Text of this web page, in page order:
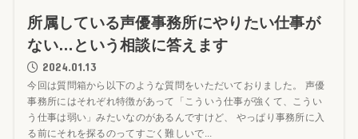
所属している声優事務所にやりたい仕事が
ない…という相談に答えます
2024.01.13
今回は質問箱から以下のような質問をいただいておりました。 声優
事務所にはそれぞれ特徴があって「こういう仕事が強くて、こうい
う仕事は弱い」みたいなのがあるんですけど、 やっぱり事務所に入
る前にそれを探るのってすごく難しいで...